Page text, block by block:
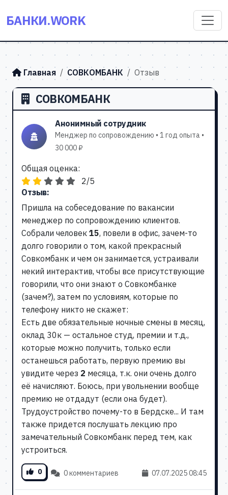
БАНКИ.WORK
Главная СОВКОМБАНК Отзыв
СОВКОМБАНК
Анонимный сотрудник
Менджер по сопровождению • 1 год опыта •
30 000 ₽
Общая оценка:
2/5
Отзыв:
Пришла на собеседование по вакансии
менеджер по сопровождению клиентов.
Собрали человек 15, повели в офис, зачем-то
долго говорили о том, какой прекрасный
Совкомбанк и чем он занимается, устраивали
некий интерактив, чтобы все присутствующие
говорили, что они знают о Совкомбанке
(зачем?), затем по условиям, которые по
телефону никто не скажет:
Есть две обязательные ночные смены в месяц,
оклад 30к — остальное студ, премии и т.д.,
которые можно получить, только если
останешься работать, первую премию вы
увидите через 2 месяца, т.к. они очень долго
её начисляют. Боюсь, при увольнении вообще
премию не отдадут (если она будет).
Трудоустройство почему-то в Бердске... И там
также придется послушать лекцию про
замечательный Совкомбанк перед тем, как
устроиться.
0 0 комментариев 07.07.2025 08:45